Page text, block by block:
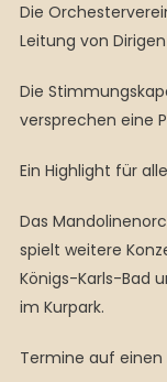
Die
Leitung von
Die
versprechen eine
Ein Highlight für
Das
spielt weitere
Königs-Karls-Bad
im Kurpark.
Termine auf einen